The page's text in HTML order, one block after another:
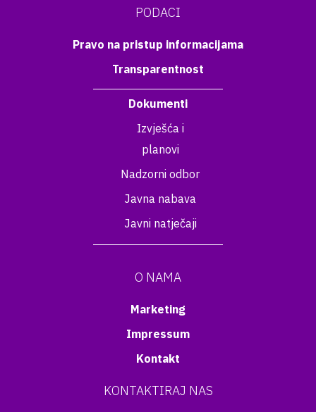
PODACI
Pravo na pristup informacijama
Transparentnost
Dokumenti
Izvješća i
planovi
Nadzorni odbor
Javna nabava
Javni natječaji
O NAMA
Marketing
Impressum
Kontakt
KONTAKTIRAJ NAS